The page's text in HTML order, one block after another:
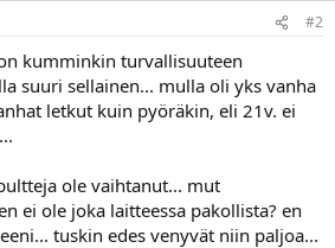
#2
kumminkin turvallisuuteen
suuri sellainen... mulla oli yks vanha
letkut kuin pyöräkin, eli 21v. ei
ole vaihtanut... mut
ei ole joka laitteessa pakollista? en
tuskin edes venyvät niin paljoa...